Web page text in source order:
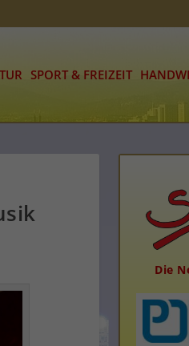
SPORT & FREIZEIT
Die